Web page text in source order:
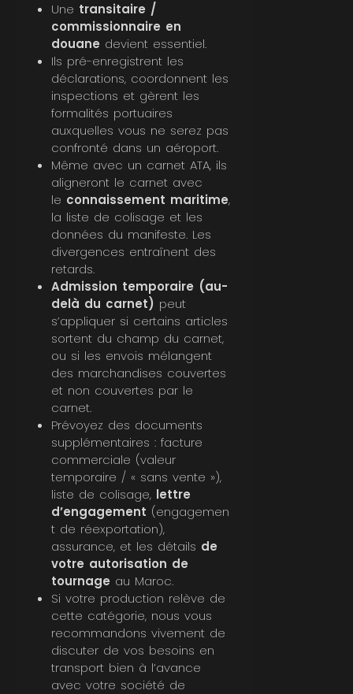
Une transitaire /
commissionnaire en
douane devient essentiel.
Ils pré-enregistrent les
déclarations, coordonnent les
inspections et gèrent les
formalités portuaires
auxquelles vous ne serez pas
confronté dans un aéroport.
Même avec un carnet ATA, ils
aligneront le carnet avec
le connaissement maritime,
la liste de colisage et les
données du manifeste. Les
divergences entraînent des
retards.
Admission temporaire (au-
delà du carnet) peut
s’appliquer si certains articles
sortent du champ du carnet,
ou si les envois mélangent
des marchandises couvertes
et non couvertes par le
carnet.
Prévoyez des documents
supplémentaires : facture
commerciale (valeur
temporaire / « sans vente »),
liste de colisage, lettre
d’engagement (engagemen
t de réexportation),
assurance, et les détails de
votre autorisation de
tournage au Maroc.
Si votre production relève de
cette catégorie, nous vous
recommandons vivement de
discuter de vos besoins en
transport bien à l’avance
avec votre société de